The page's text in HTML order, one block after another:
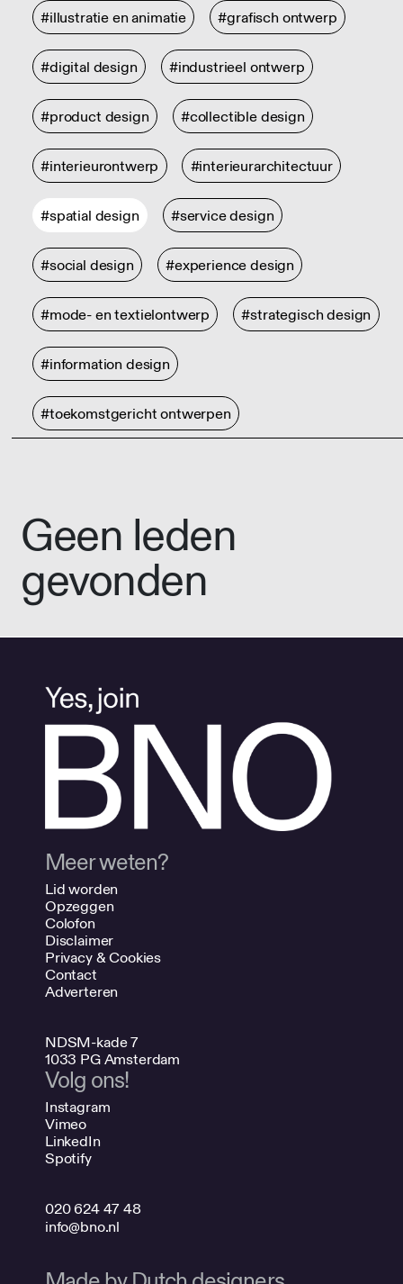
#illustratie en animatie #grafisch ontwerp
#digital design #industrieel ontwerp
#product design #collectible design
#interieurontwerp #interieurarchitectuur
#spatial design #service design
#social design #experience design
#mode- en textielontwerp #strategisch design
#information design
#toekomstgericht ontwerpen
Geen leden
gevonden
Meer weten?
Lid worden
Opzeggen
Colofon
Disclaimer
Privacy & Cookies
Contact
Adverteren
NDSM-kade 7
1033 PG Amsterdam
Volg ons!
Instagram
Vimeo
LinkedIn
Spotify
020 624 47 48
info@bno.nl